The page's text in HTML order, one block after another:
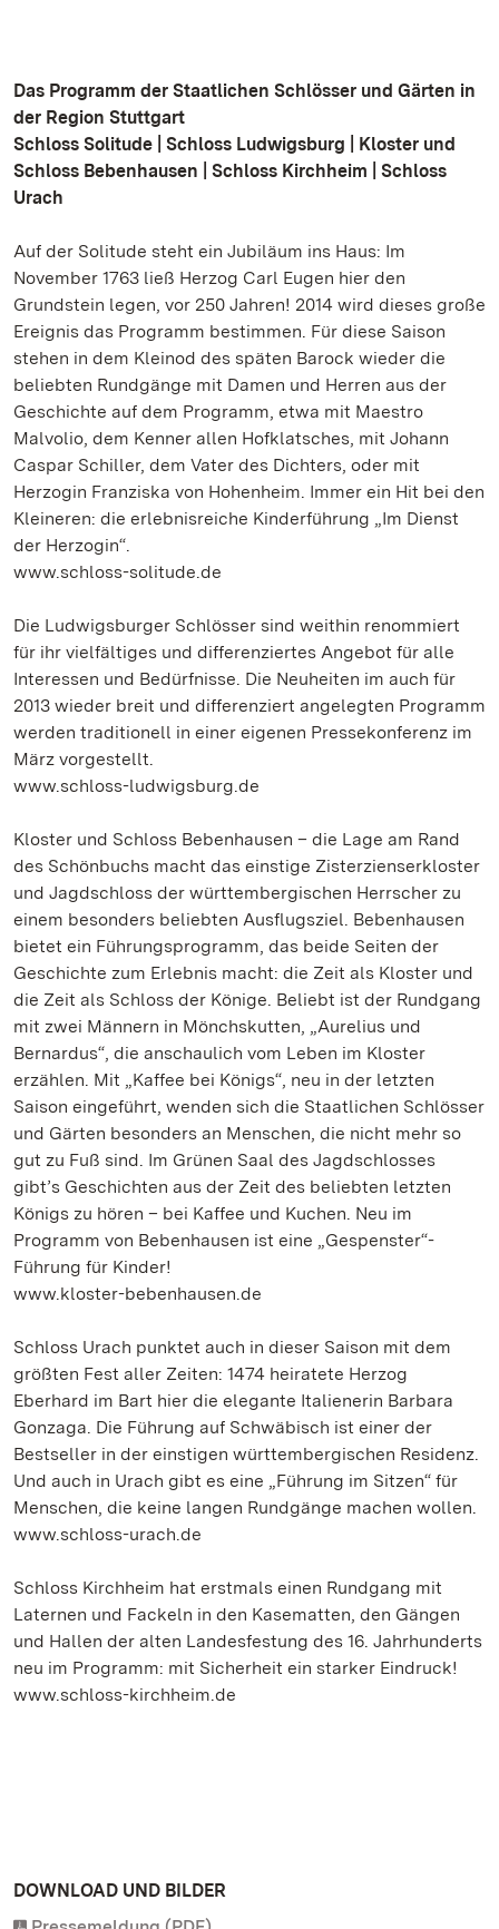
Das Programm der Staatlichen Schlösser und Gärten in
der Region Stuttgart
Schloss Solitude | Schloss Ludwigsburg | Kloster und
Schloss Bebenhausen | Schloss Kirchheim | Schloss
Urach
Auf der Solitude steht ein Jubiläum ins Haus: Im
November 1763 ließ Herzog Carl Eugen hier den
Grundstein legen, vor 250 Jahren! 2014 wird dieses große
Ereignis das Programm bestimmen. Für diese Saison
stehen in dem Kleinod des späten Barock wieder die
beliebten Rundgänge mit Damen und Herren aus der
Geschichte auf dem Programm, etwa mit Maestro
Malvolio, dem Kenner allen Hofklatsches, mit Johann
Caspar Schiller, dem Vater des Dichters, oder mit
Herzogin Franziska von Hohenheim. Immer ein Hit bei den
Kleineren: die erlebnisreiche Kinderführung „Im Dienst
der Herzogin“.
www.schloss-solitude.de
Die Ludwigsburger Schlösser sind weithin renommiert
für ihr vielfältiges und differenziertes Angebot für alle
Interessen und Bedürfnisse. Die Neuheiten im auch für
2013 wieder breit und differenziert angelegten Programm
werden traditionell in einer eigenen Pressekonferenz im
März vorgestellt.
www.schloss-ludwigsburg.de
Kloster und Schloss Bebenhausen – die Lage am Rand
des Schönbuchs macht das einstige Zisterzienserkloster
und Jagdschloss der württembergischen Herrscher zu
einem besonders beliebten Ausflugsziel. Bebenhausen
bietet ein Führungsprogramm, das beide Seiten der
Geschichte zum Erlebnis macht: die Zeit als Kloster und
die Zeit als Schloss der Könige. Beliebt ist der Rundgang
mit zwei Männern in Mönchskutten, „Aurelius und
Bernardus“, die anschaulich vom Leben im Kloster
erzählen. Mit „Kaffee bei Königs“, neu in der letzten
Saison eingeführt, wenden sich die Staatlichen Schlösser
und Gärten besonders an Menschen, die nicht mehr so
gut zu Fuß sind. Im Grünen Saal des Jagdschlosses
gibt’s Geschichten aus der Zeit des beliebten letzten
Königs zu hören – bei Kaffee und Kuchen. Neu im
Programm von Bebenhausen ist eine „Gespenster“-
Führung für Kinder!
www.kloster-bebenhausen.de
Schloss Urach punktet auch in dieser Saison mit dem
größten Fest aller Zeiten: 1474 heiratete Herzog
Eberhard im Bart hier die elegante Italienerin Barbara
Gonzaga. Die Führung auf Schwäbisch ist einer der
Bestseller in der einstigen württembergischen Residenz.
Und auch in Urach gibt es eine „Führung im Sitzen“ für
Menschen, die keine langen Rundgänge machen wollen.
www.schloss-urach.de
Schloss Kirchheim hat erstmals einen Rundgang mit
Laternen und Fackeln in den Kasematten, den Gängen
und Hallen der alten Landesfestung des 16. Jahrhunderts
neu im Programm: mit Sicherheit ein starker Eindruck!
www.schloss-kirchheim.de
DOWNLOAD UND BILDER